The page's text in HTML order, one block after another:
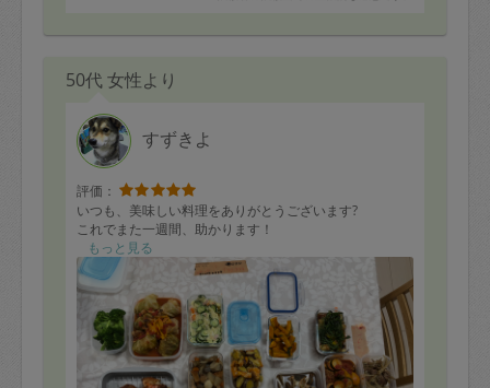
50代 女性より
すずきよ
評価：
いつも、美味しい料理をありがとうございます?
これでまた一週間、助かります！
もっと見る